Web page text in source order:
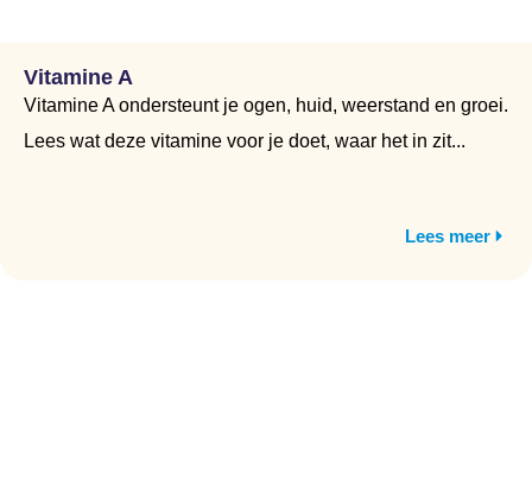
Vitamine A
Vitamine A ondersteunt je ogen, huid, weerstand en groei.
Lees wat deze vitamine voor je doet, waar het in zit...
Lees meer